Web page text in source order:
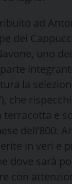
ad
dei
uno
la
che
terracotta e
dell’800:
in veri e
dove sarà
con